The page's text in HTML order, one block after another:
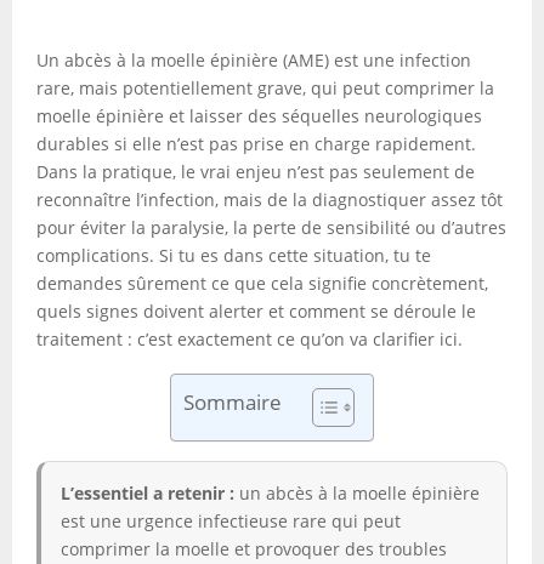
Un abcès à la moelle épinière (AME) est une infection
rare, mais potentiellement grave, qui peut comprimer la
moelle épinière et laisser des séquelles neurologiques
durables si elle n’est pas prise en charge rapidement.
Dans la pratique, le vrai enjeu n’est pas seulement de
reconnaître l’infection, mais de la diagnostiquer assez tôt
pour éviter la paralysie, la perte de sensibilité ou d’autres
complications. Si tu es dans cette situation, tu te
demandes sûrement ce que cela signifie concrètement,
quels signes doivent alerter et comment se déroule le
traitement : c’est exactement ce qu’on va clarifier ici.
Sommaire
L’essentiel a retenir : un abcès à la moelle épinière
est une urgence infectieuse rare qui peut
comprimer la moelle et provoquer des troubles